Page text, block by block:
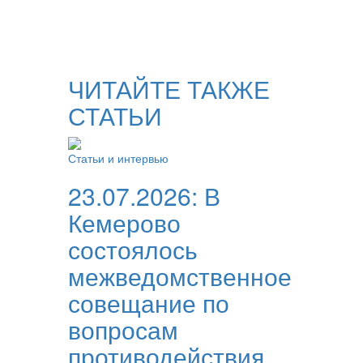
ЧИТАЙТЕ ТАКЖЕ
СТАТЬИ
Статьи и интервью
23.07.2026: В
Кемерово
состоялось
межведомственное
совещание по
вопросам